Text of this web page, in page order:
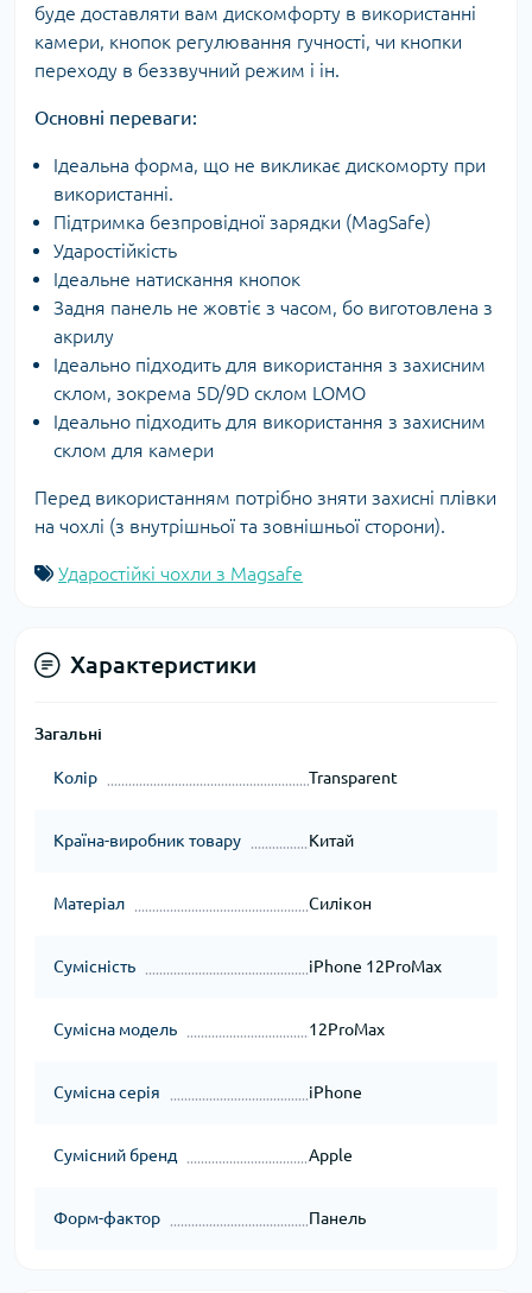
буде доставляти вам дискомфорту в використанні
камери, кнопок регулювання гучності, чи кнопки
переходу в беззвучний режим і ін.
Основні переваги:
Ідеальна форма, що не викликає дискоморту при
використанні.
Підтримка безпровідної зарядки (MagSafe)
Ударостійкість
Ідеальне натискання кнопок
Задня панель не жовтіє з часом, бо виготовлена з
акрилу
Ідеально підходить для використання з захисним
склом, зокрема 5D/9D склом LOMO
Ідеально підходить для використання з захисним
склом для камери
Перед використанням потрібно зняти захисні плівки
на чохлі (з внутрішньої та зовнішньої сторони).
Ударостійкі чохли з Magsafe
Характеристики
Загальні
Колір Transparent
Країна-виробник товару Китай
Матеріал Силікон
Сумісність iPhone 12ProMax
Сумісна модель 12ProMax
Сумісна серія iPhone
Сумісний бренд Apple
Форм-фактор Панель